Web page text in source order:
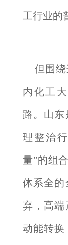
工行业的
但围绕
内化工
路。山
理整治
量”的组
体系全的
弃，高端
动能转换